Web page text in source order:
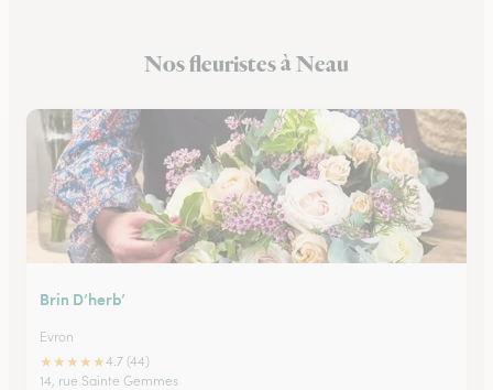
Fleuristes à Pré-en-Pail-Saint-Samson
Nos fleuristes à Neau
Brin D’herb’
Evron
★★★★★4.7 (44)
14, rue Sainte Gemmes